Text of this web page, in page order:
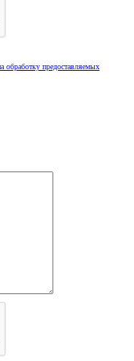
обработку предоставляемых